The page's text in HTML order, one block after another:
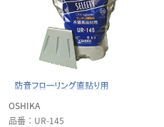
OSHIKA
品番：UR-145